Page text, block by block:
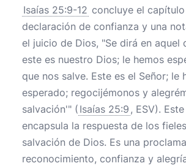
Isaías 25:9-12 concluye el
declaración de confianza y una
el juicio de Dios, "Se dirá en aquel
este es nuestro Dios; le hemos
que nos salve. Este es el Señor; le
esperado; regocijémonos y
salvación'" ( Isaías 25:9 , ESV).
encapsula la respuesta de los
salvación de Dios. Es una
reconocimiento, confianza y